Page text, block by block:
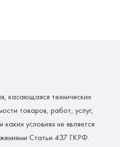
касающаяся технических
товаров, работ, услуг,
условиях не является
Статьи 437 ГКРФ.